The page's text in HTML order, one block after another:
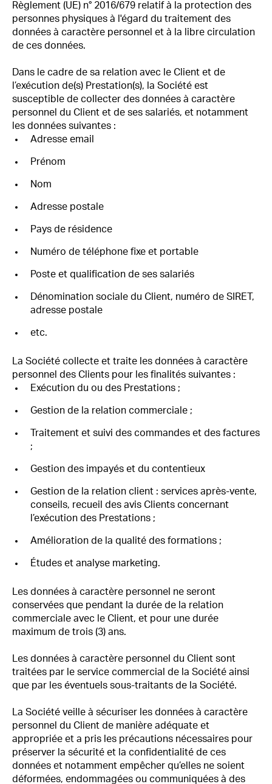
Règlement (UE) n° 2016/679 relatif à la protection des
personnes physiques à l'égard du traitement des
données à caractère personnel et à la libre circulation
de ces données.
Dans le cadre de sa relation avec le Client et de
l’exécution de(s) Prestation(s), la Société est
susceptible de collecter des données à caractère
personnel du Client et de ses salariés, et notamment
les données suivantes :
Adresse email
Prénom
Nom
Adresse postale
Pays de résidence
Numéro de téléphone fixe et portable
Poste et qualification de ses salariés
Dénomination sociale du Client, numéro de SIRET,
adresse postale
etc.
La Société collecte et traite les données à caractère
personnel des Clients pour les finalités suivantes :
Exécution du ou des Prestations ;
Gestion de la relation commerciale ;
Traitement et suivi des commandes et des factures
;
Gestion des impayés et du contentieux
Gestion de la relation client : services après-vente,
conseils, recueil des avis Clients concernant
l’exécution des Prestations ;
Amélioration de la qualité des formations ;
Études et analyse marketing.
Les données à caractère personnel ne seront
conservées que pendant la durée de la relation
commerciale avec le Client, et pour une durée
maximum de trois (3) ans.
Les données à caractère personnel du Client sont
traitées par le service commercial de la Société ainsi
que par les éventuels sous-traitants de la Société.
La Société veille à sécuriser les données à caractère
personnel du Client de manière adéquate et
appropriée et a pris les précautions nécessaires pour
préserver la sécurité et la confidentialité de ces
données et notamment empêcher qu’elles ne soient
déformées, endommagées ou communiquées à des